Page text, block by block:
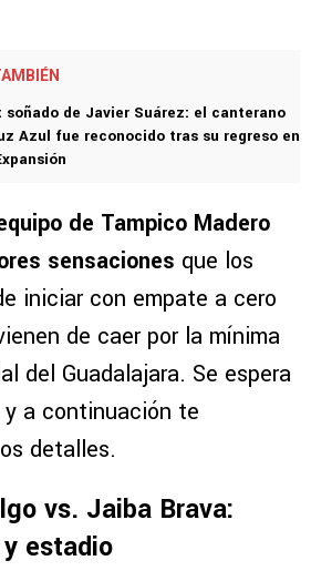
soñado de Javier Suárez: el canterano
Azul fue reconocido tras su regreso en
de Tampico Madero
sensaciones que los
iniciar con empate a cero
de caer por la mínima
del Guadalajara. Se espera
a continuación te
detalles.
vs. Jaiba Brava:
estadio